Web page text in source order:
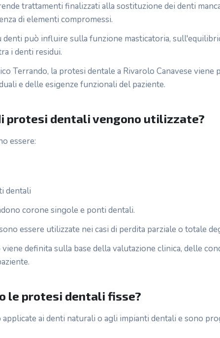
trattamenti finalizzati alla sostituzione dei denti
di elementi compromessi.
denti può influire sulla funzione masticatoria,
i denti residui.
Terrando, la protesi dentale a Rivarolo Canavese viene
e delle esigenze funzionali del paziente.
protesi dentali vengono utilizzate?
essere:
dentali
corone singole e ponti dentali.
essere utilizzate nei casi di perdita parziale o totale
definita sulla base della valutazione clinica, delle
le protesi dentali fisse?
ai denti naturali o agli impianti dentali e sono